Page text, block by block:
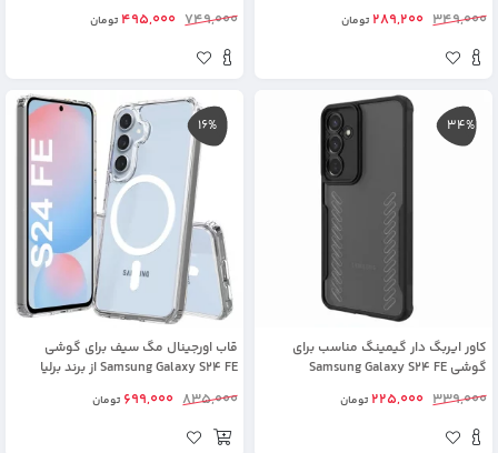
349,000
289,200تومان 749,000
495,000تومان
34%
کاور ایربگ دار گیمینگ مناسب برای
گوشی Samsung Galaxy S24 FE
339,000
225,000تومان
16%
قاب اورجینال مگ سیف برای گوشی
Samsung Galaxy S24 FE از برند برلیا
835,000
699,000 تومان